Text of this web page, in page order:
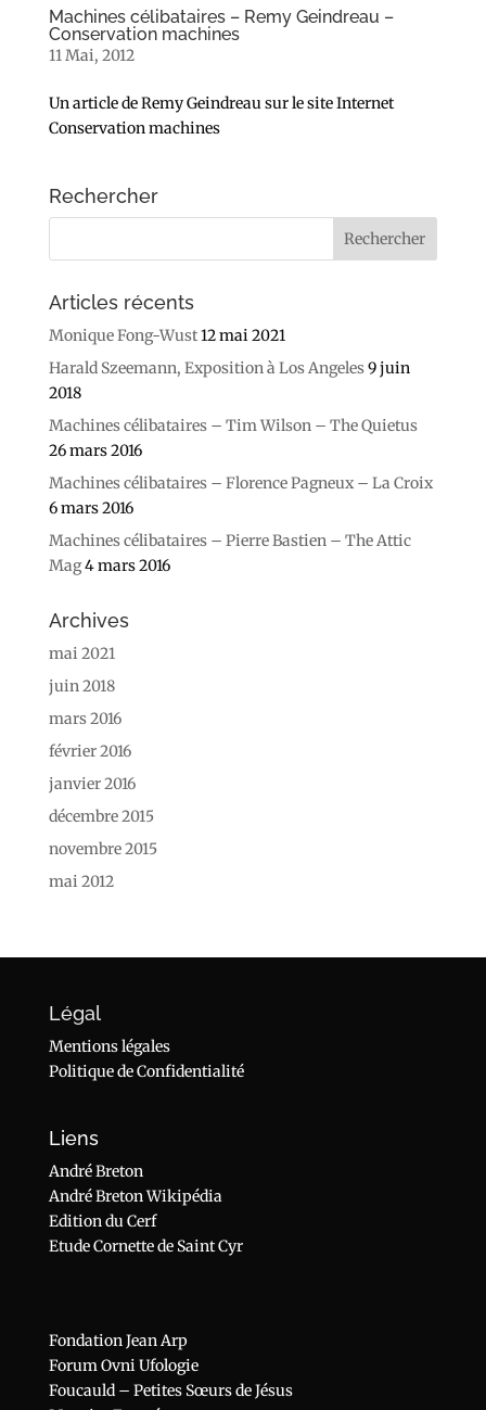
Machines célibataires – Remy Geindreau –
Conservation machines
11 Mai, 2012
Un article de Remy Geindreau sur le site Internet
Conservation machines
Rechercher
Articles récents
Monique Fong-Wust12 mai 2021
Harald Szeemann, Exposition à Los Angeles9 juin
2018
Machines célibataires – Tim Wilson – The Quietus
26 mars 2016
Machines célibataires – Florence Pagneux – La Croix
6 mars 2016
Machines célibataires – Pierre Bastien – The Attic
Mag4 mars 2016
Archives
mai 2021
juin 2018
mars 2016
février 2016
janvier 2016
décembre 2015
novembre 2015
mai 2012
Légal
Mentions légales
Politique de Confidentialité
Liens
André Breton
André Breton Wikipédia
Edition du Cerf
Etude Cornette de Saint Cyr
Fondation Jean Arp
Forum Ovni Ufologie
Foucauld – Petites Sœurs de Jésus